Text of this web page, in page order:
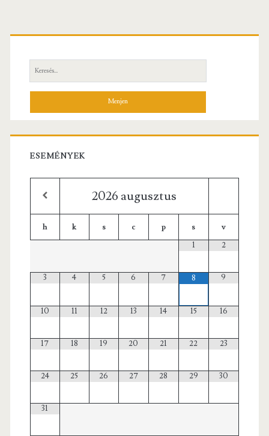
Elsődleges
oldalsáv
Keresés:
ESEMÉNYEK
2026 augusztus
h k s c p s
v
1
2
3 4 5 6 7 8 9
10 11 12 13 14 15 16
17 18 19 20 21 22 23
24 25 26 27 28 29 30
31